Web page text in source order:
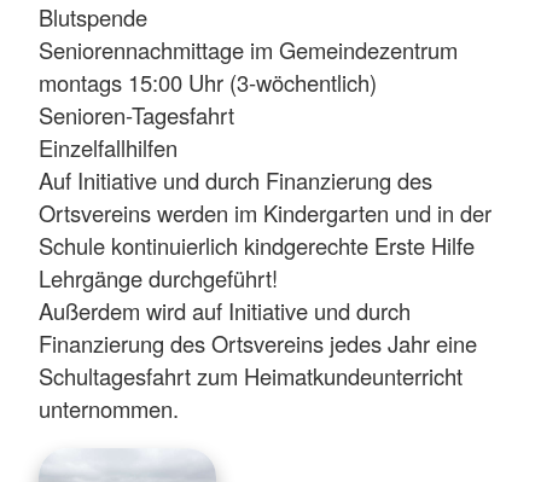
Blutspende
Seniorennachmittage im Gemeindezentrum
montags 15:00 Uhr (3-wöchentlich)
Senioren-Tagesfahrt
Einzelfallhilfen
Auf Initiative und durch Finanzierung des
Ortsvereins werden im Kindergarten und in der
Schule kontinuierlich kindgerechte Erste Hilfe
Lehrgänge durchgeführt!
Außerdem wird auf Initiative und durch
Finanzierung des Ortsvereins jedes Jahr eine
Schultagesfahrt zum Heimatkundeunterricht
unternommen.